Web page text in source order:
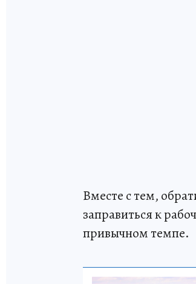
Вместе с тем,
заправиться к
привычном темпе.